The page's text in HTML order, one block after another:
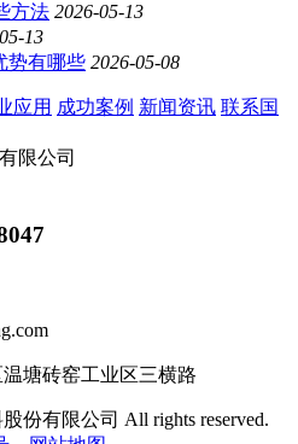
方法 2026-05-13
13
势有哪些 2026-05-08
应用 成功案例 新闻资讯 联系国
塘砖窑工业区三横路
份有限公司 All rights reserved.